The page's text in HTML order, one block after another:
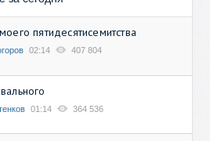
пятидесятисемитства
02:14 407 804
01:14 364 536